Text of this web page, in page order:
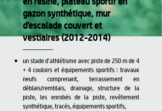
gazon synthétique, mur
d'escalade couvert et
vestiaires(2012-2014)
un stade d’athlétisme avec piste de 250 m de 4
+ 4 couloirs et équipements sportifs : travaux
neufs comprenant, terrassement en
déblais/remblais, drainage, structure de la
piste, les enrobés de la piste, revêtement
synthétique, tracés, équipements sportifs,